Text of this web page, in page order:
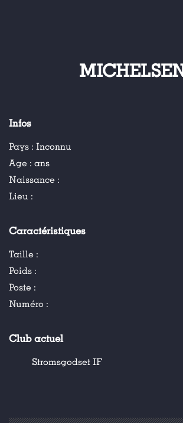
Infos
Pays : Inconnu
Age : ans
Naissance :
Lieu :
Caractéristiques
Taille :
Poids :
Poste :
Numéro :
Club actuel
Stromsgodset IF